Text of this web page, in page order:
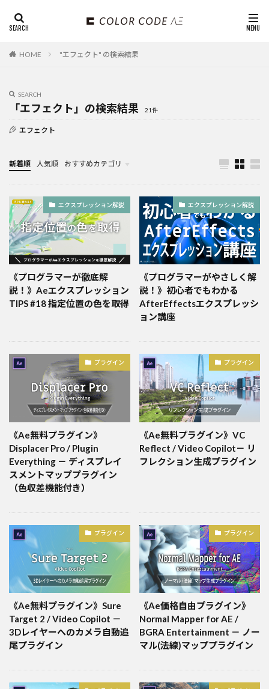
HOME "エフェクト" の検索結果
SEARCH
「エフェクト」の検索結果 21件
エフェクト
新着順 人気順 おすすめカテゴリ
未分類
エクスプレッション解説
《プログラマーが徹底解
説！》Aeエクスプレッション
TIPS #18 指定位置の色を取得
エクスプレッション解説
《プログラマーがやさしく解
説！》初心者でもわかる
AfterEffectsエクスプレッシ
ョン講座
プラグイン
《Ae無料プラグイン》
Displacer Pro / Plugin
Everything － ディスプレイ
スメントマッププラグイン
（色収差機能付き）
プラグイン
《Ae無料プラグイン》VC
Reflect / Video Copilot－ リ
フレクション生成プラグイン
プラグイン
《Ae無料プラグイン》Sure
Target 2 / Video Copilot －
3Dレイヤーへのカメラ自動追
尾プラグイン
プラグイン
《Ae価格自由プラグイン》
Normal Mapper for AE /
BGRA Entertainment － ノー
マル(法線)マッププラグイン